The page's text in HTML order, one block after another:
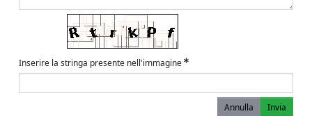
Inserire la stringa presente nell'immagine
Annulla Invia